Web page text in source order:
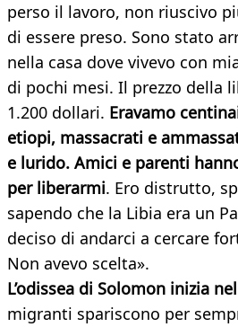
perso il lavoro, non riuscivo
di essere preso. Sono stato
nella casa dove vivevo con
di pochi mesi. Il prezzo della
1.200 dollari. Eravamo
etiopi, massacrati e
e lurido. Amici e parenti
per liberarmi. Ero distrutto,
sapendo che la Libia era un
deciso di andarci a cercare
Non avevo scelta».
L’odissea di Solomon inizia
migranti spariscono per